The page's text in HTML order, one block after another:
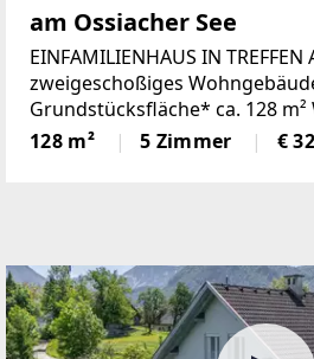
am Ossiacher See
EINFAMILIENHAUS IN TREFFEN
zweigeschoßiges
Grundstücksfläche* ca. 128
unterkellert ca. 65m² * Baujahr
Fernwärme * ruhige
128 m² 5 Zimmer €